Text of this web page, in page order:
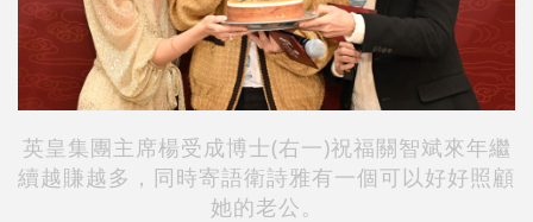
英皇集團主席楊受成博士(右一)祝福關智斌來年繼
續越賺越多，同時寄語衛詩雅有一個可以好好照顧
她的老公。